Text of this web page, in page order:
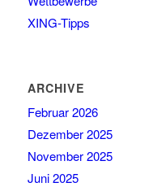
XING-Tipps
ARCHIVE
Februar 2026
Dezember 2025
November 2025
Juni 2025